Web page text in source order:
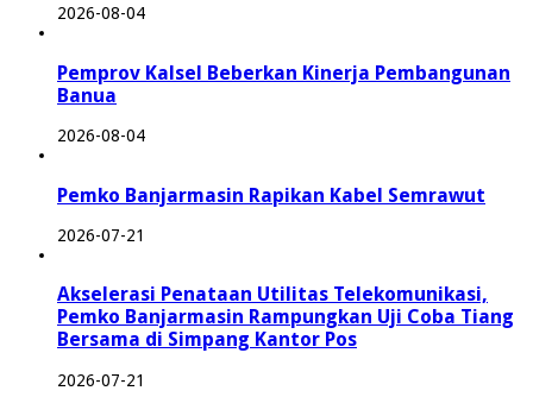
2026-08-04
Pemprov Kalsel Beberkan Kinerja Pembangunan
Banua
2026-08-04
Pemko Banjarmasin Rapikan Kabel Semrawut
2026-07-21
Akselerasi Penataan Utilitas Telekomunikasi,
Pemko Banjarmasin Rampungkan Uji Coba Tiang
Bersama di Simpang Kantor Pos
2026-07-21